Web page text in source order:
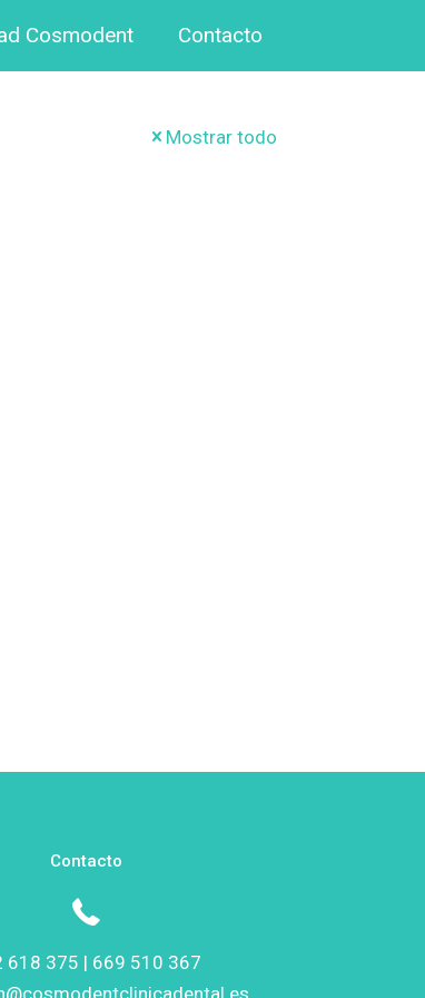
Cosmodent Contacto
Mostrar todo
Contacto
618 375 | 669 510 367